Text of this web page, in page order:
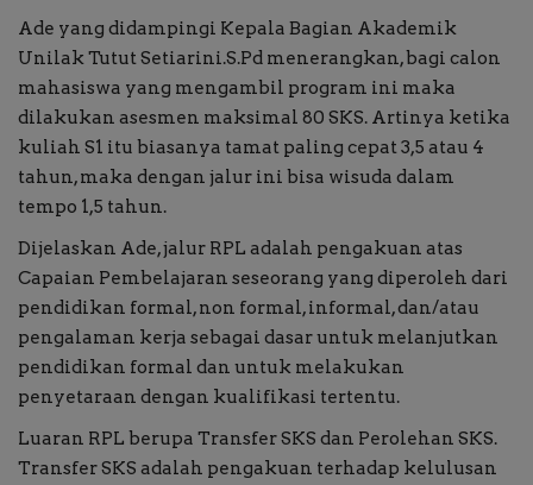
Ade yang didampingi Kepala Bagian Akademik
Unilak Tutut Setiarini.S.Pd menerangkan, bagi calon
mahasiswa yang mengambil program ini maka
dilakukan asesmen maksimal 80 SKS. Artinya ketika
kuliah S1 itu biasanya tamat paling cepat 3,5 atau 4
tahun, maka dengan jalur ini bisa wisuda dalam
tempo 1,5 tahun.
Dijelaskan Ade, jalur RPL adalah pengakuan atas
Capaian Pembelajaran seseorang yang diperoleh dari
pendidikan formal, non formal, informal, dan/atau
pengalaman kerja sebagai dasar untuk melanjutkan
pendidikan formal dan untuk melakukan
penyetaraan dengan kualifikasi tertentu.
Luaran RPL berupa Transfer SKS dan Perolehan SKS.
Transfer SKS adalah pengakuan terhadap kelulusan